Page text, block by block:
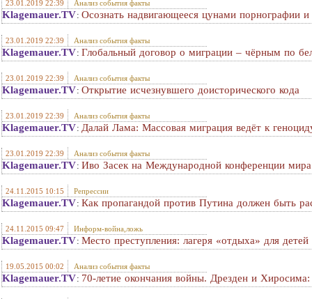
23.01.2019 22:39 Анализ события факты
Klagemauer.TV: Осознать надвигающееся цунами порнографии
23.01.2019 22:39 Анализ события факты
Klagemauer.TV: Глобальный договор о миграции – чёрным по
23.01.2019 22:39 Анализ события факты
Klagemauer.TV: Открытие исчезнувшего доисторического кода
23.01.2019 22:39 Анализ события факты
Klagemauer.TV: Далай Лама: Массовая миграция ведёт к
23.01.2019 22:39 Анализ события факты
Klagemauer.TV: Иво Засек на Международной конференции
24.11.2015 10:15 Репрессии
Klagemauer.TV: Как пропагандой против Путина должен быть
24.11.2015 09:47 Информ-война,ложь
Klagemauer.TV: Место преступления: лагеря «отдыха» для
19.05.2015 00:02 Анализ события факты
Klagemauer.TV: 70-летие окончания войны. Дрезден и